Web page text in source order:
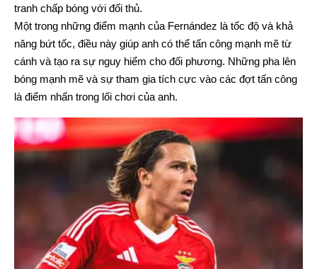
tranh chấp bóng với đối thủ.
Một trong những điểm mạnh của Fernández là tốc độ và khả
năng bứt tốc, điều này giúp anh có thể tấn công mạnh mẽ từ
cánh và tạo ra sự nguy hiểm cho đối phương. Những pha lên
bóng mạnh mẽ và sự tham gia tích cực vào các đợt tấn công
là điểm nhấn trong lối chơi của anh.